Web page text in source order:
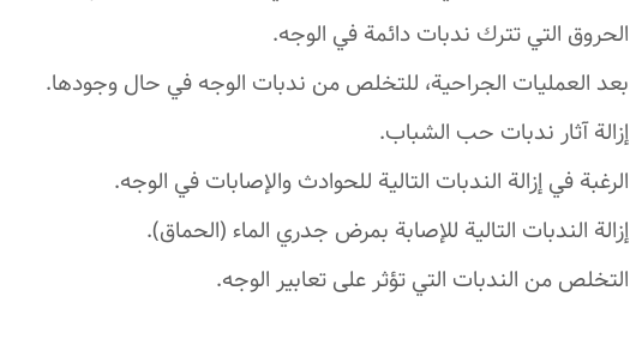
الحروق التي تترك ندبات دائمة في الوجه.
بعد العمليات الجراحية، للتخلص من ندبات الوجه في حال وجودها.
إزالة آثار ندبات حب الشباب.
الرغبة في إزالة الندبات التالية للحوادث والإصابات في الوجه.
إزالة الندبات التالية للإصابة بمرض جدري الماء (الحماق).
التخلص من الندبات التي تؤثر على تعابير الوجه.